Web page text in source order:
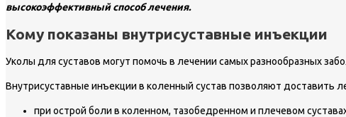
высокоэффективный способ лечения.
Кому показаны внутрисуставные инъекции
Уколы для суставов могут помочь в лечении самых разнообразных
Внутрисуставные инъекции в коленный сустав позволяют доставить
при острой боли в коленном, тазобедренном и плечевом